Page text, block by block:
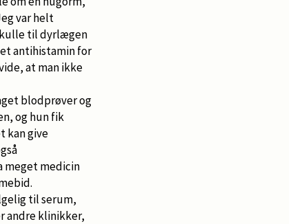
var helt
til dyrlægen
antihistamin for
at man ikke
blodprøver og
og hun fik
kan give
meget medicin
til serum,
andre klinikker,